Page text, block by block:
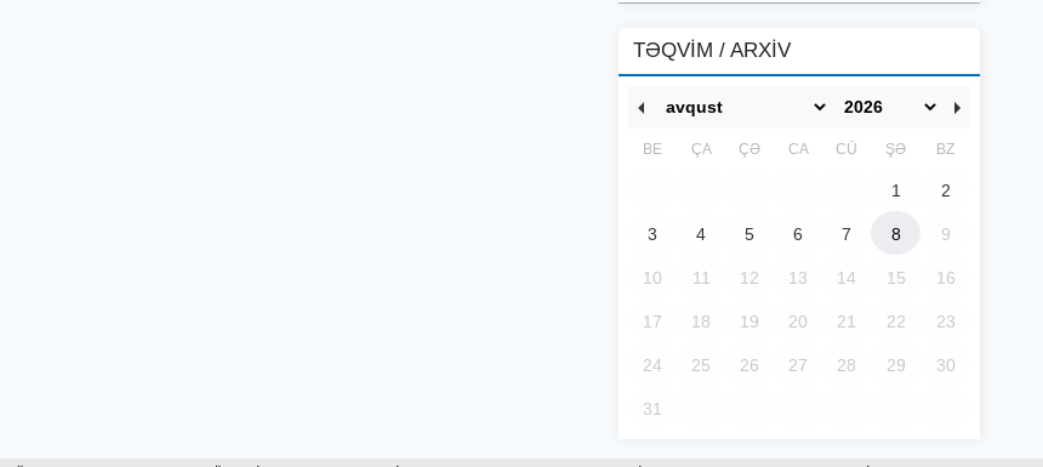
TƏQVİM / ARXİV
BE ÇA ÇƏ CA CÜ ŞƏ BZ
1 2
3 4 5 6 7 8 9
10 11 12 13 14 15 16
17 18 19 20 21 22 23
24 25 26 27 28 29 30
31